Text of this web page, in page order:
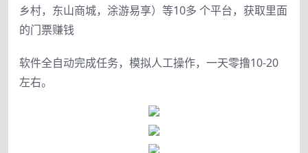
乡村，东山商城，涂游易享）等10多 个平台，获取里面
的门票赚钱
软件全自动完成任务，模拟人工操作，一天零撸10-20
左右。